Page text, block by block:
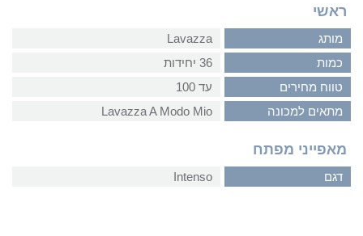
ראשי
מותג
Lavazza
כמות
36 יחידות
טווח מחירים
עד 100
מתאים למכונה
Lavazza A Modo Mio
מאפייני מפתח
דגם Intenso